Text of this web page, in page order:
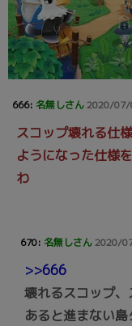
666: 名無しさん2020/07/
スコップ壊れる仕
ようになった仕様
わ
670: 名無しさん2020/
>>666
壊れるスコップ
あると進まない